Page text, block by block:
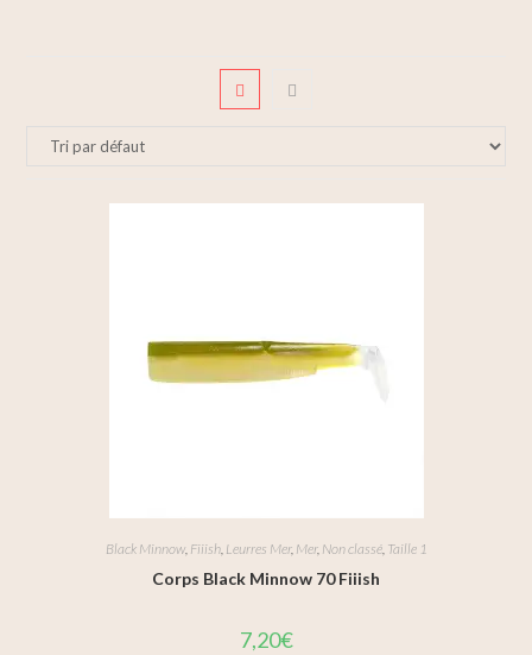
Black Minnow, Fiiish, Leurres Mer, Mer, Non classé, Taille 1
Corps Black Minnow 70 Fiiish
7,20€